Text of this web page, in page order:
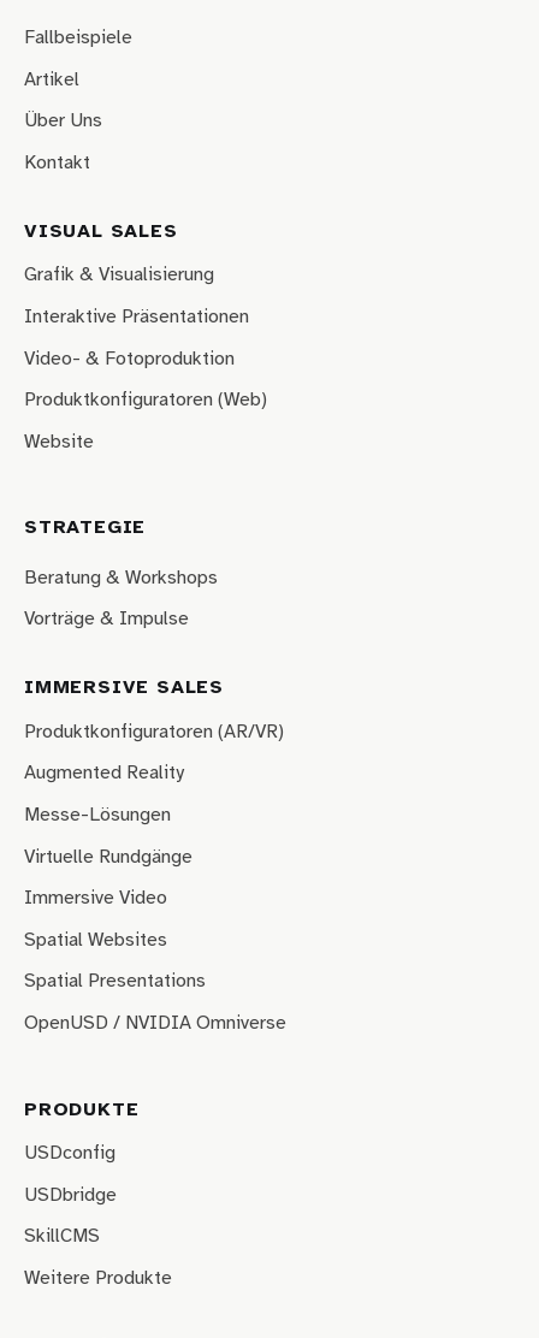
Fallbeispiele
Artikel
Über Uns
Kontakt
VISUAL SALES
Grafik & Visualisierung
Interaktive Präsentationen
Video- & Fotoproduktion
Produktkonfiguratoren (Web)
Website
STRATEGIE
Beratung & Workshops
Vorträge & Impulse
IMMERSIVE SALES
Produktkonfiguratoren (AR/VR)
Augmented Reality
Messe-Lösungen
Virtuelle Rundgänge
Immersive Video
Spatial Websites
Spatial Presentations
OpenUSD / NVIDIA Omniverse
PRODUKTE
USDconfig
USDbridge
SkillCMS
Weitere Produkte